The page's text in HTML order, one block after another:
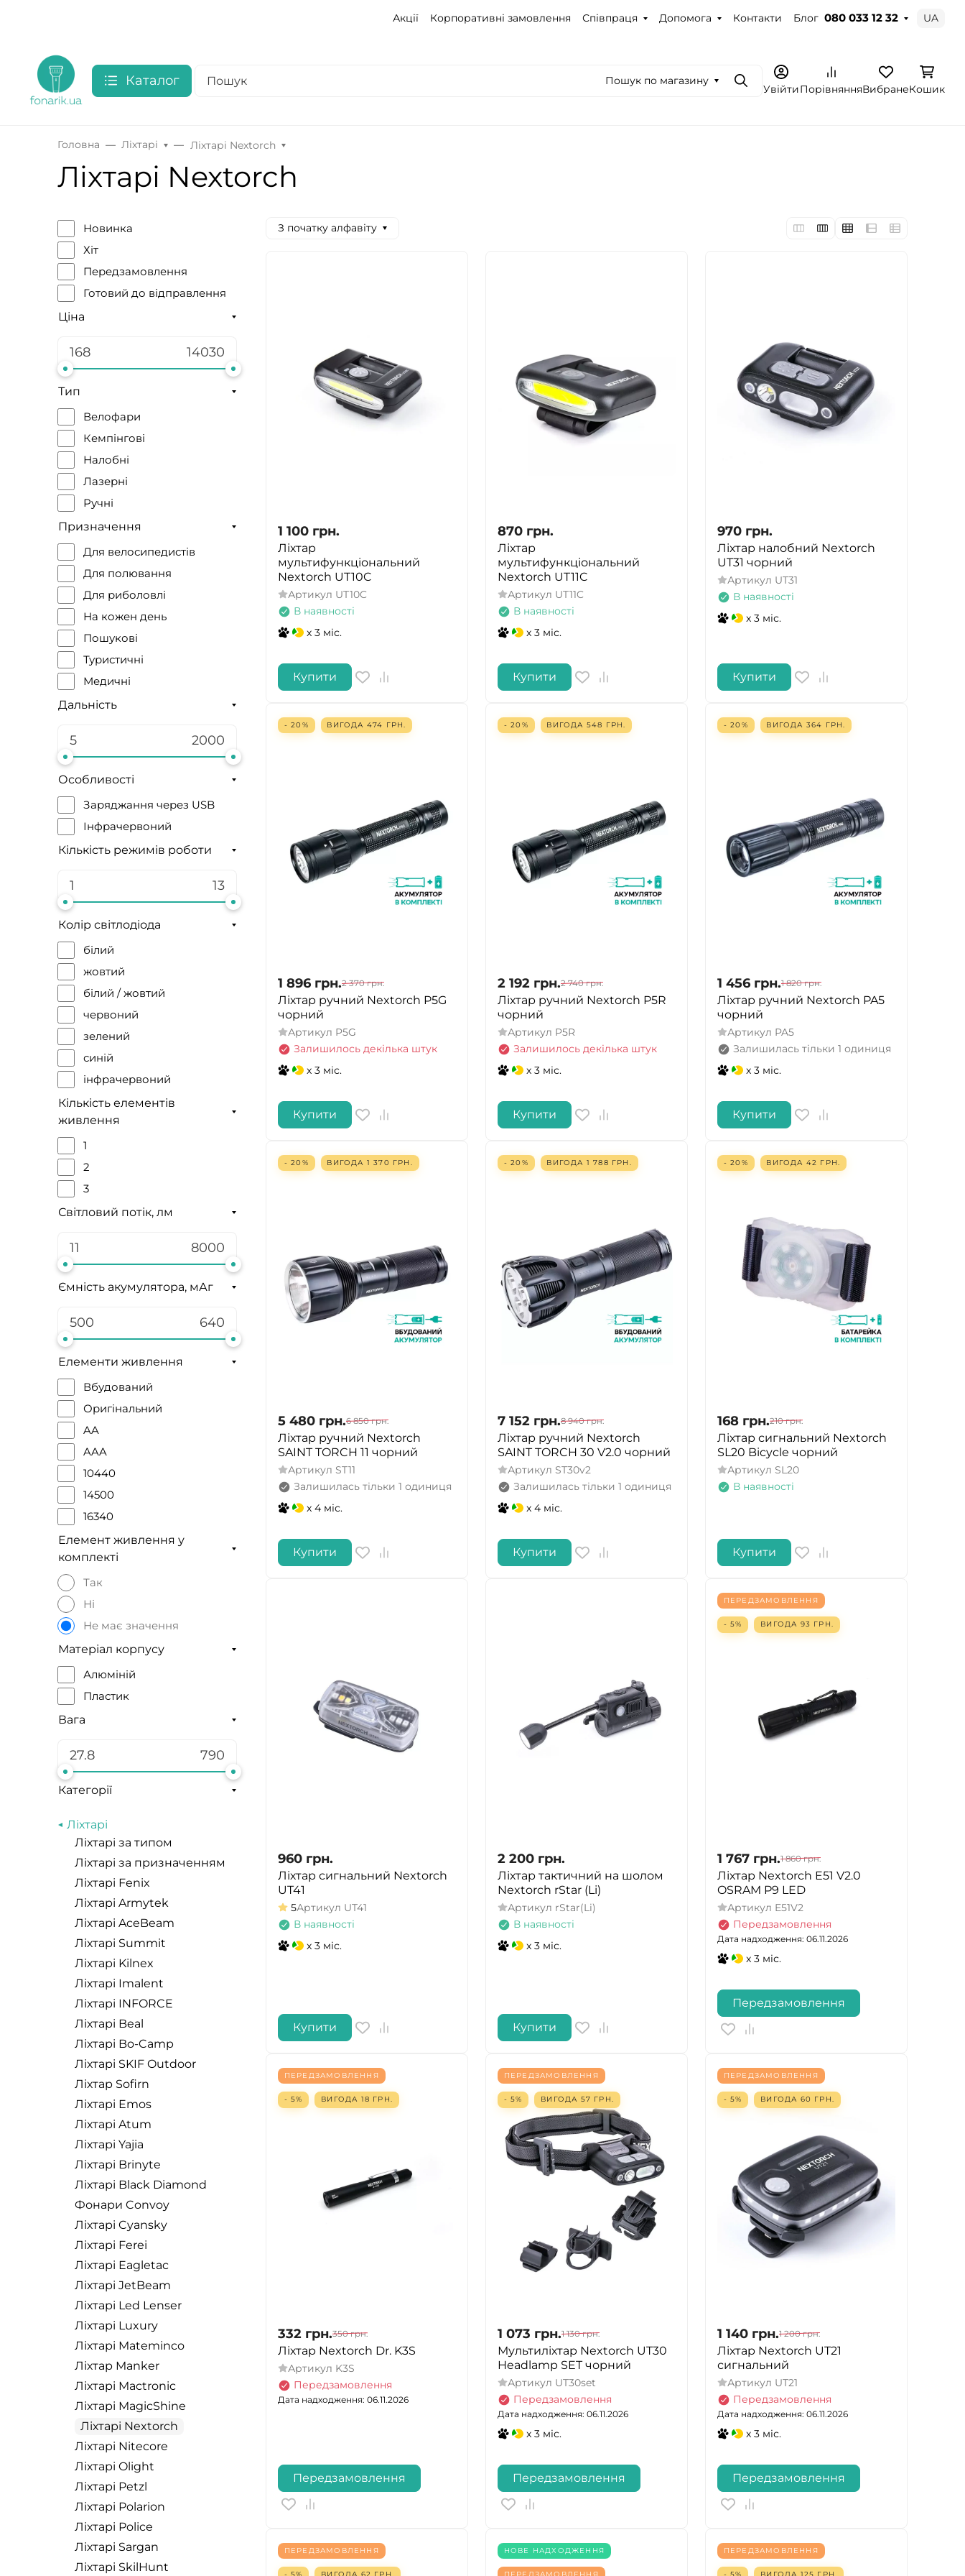
Акції Корпоративні замовлення Співпраця Допомога Контакти Блог 080 033 12 32 UA
Каталог Пошук по магазину
ПошукУвійтиПорівнянняВибранеКошик
Головна Ліхтарі Ліхтарі Nextorch
Ліхтарі Nextorch
Новинка
Хіт
Передзамовлення
Готовий до відправлення
Ціна
Тип
Велофари
Кемпінгові
Налобні
Лазерні
Ручні
Призначення
Для велосипедистів
Для полювання
Для риболовлі
На кожен день
Пошукові
Туристичні
Медичні
Для дому
Дальність
Особливості
Заряджання через USB
Інфрачервоний
Кількість режимів роботи
Колір світлодіода
білий
жовтий
білий / жовтий
червоний
зелений
синій
інфрачервоний
ультрафіолетовий
Кількість елементів
живлення
1
2
3
Світловий потік, лм
Ємність акумулятора, мАг
Елементи живлення
Вбудований
Оригінальний
AA
AAA
10440
14500
16340
18650
21700
26650
CR123A
CR2032
Елемент живлення у
комплекті
Так
Ні
Не має значення
Матеріал корпусу
Алюміній
Пластик
Вага
Категорії
Ліхтарі
Ліхтарі за типом
Ліхтарі за призначенням
Ліхтарі Fenix
Ліхтарі Armytek
Ліхтарі AceBeam
Ліхтарі Summit
Ліхтарі Kilnex
Ліхтарі Imalent
Ліхтарі INFORCE
Ліхтарі Beal
Ліхтарі Bo-Camp
Ліхтарі SKIF Outdoor
Ліхтар Sofirn
Ліхтарі Emos
Ліхтарі Atum
Ліхтарі Yajia
Ліхтарі Brinyte
Ліхтарі Black Diamond
Фонари Convoy
Ліхтарі Cyansky
Ліхтарі Ferei
Ліхтарі Eagletac
Ліхтарі JetBeam
Ліхтарі Led Lenser
Ліхтарі Luxury
Ліхтарі Mateminco
Ліхтар Manker
Ліхтарі Mactronic
Ліхтарі MagicShine
Ліхтарі Nextorch
Ліхтарі Nitecore
Ліхтарі Olight
Ліхтарі Petzl
Ліхтарі Polarion
Ліхтарі Police
Ліхтарі Sargan
Ліхтарі SkilHunt
З початку алфавіту
1 100 грн.
Ліхтар
мультифункціональний
Nextorch UT10C
Артикул UT10C
В наявності
x 3 міс.
Купити
870 грн.
Ліхтар
мультифункціональний
Nextorch UT11C
Артикул UT11C
В наявності
x 3 міс.
Купити
970 грн.
Ліхтар налобний Nextorch
UT31 чорний
Артикул UT31
В наявності
x 3 міс.
Купити
- 20% ВИГОДА 474 ГРН.
1 896 грн.2 370 грн.
Ліхтар ручний Nextorch P5G
чорний
Артикул P5G
Залишилось декілька штук
x 3 міс.
Купити
- 20% ВИГОДА 548 ГРН.
2 192 грн.2 740 грн.
Ліхтар ручний Nextorch P5R
чорний
Артикул P5R
Залишилось декілька штук
x 3 міс.
Купити
- 20% ВИГОДА 364 ГРН.
1 456 грн.1 820 грн.
Ліхтар ручний Nextorch PA5
чорний
Артикул PA5
Залишилась тільки 1 одиниця
x 3 міс.
Купити
- 20% ВИГОДА 1 370 ГРН.
5 480 грн.6 850 грн.
Ліхтар ручний Nextorch
SAINT TORCH 11 чорний
Артикул ST11
Залишилась тільки 1 одиниця
x 4 міс.
Купити
- 20% ВИГОДА 1 788 ГРН.
7 152 грн.8 940 грн.
Ліхтар ручний Nextorch
SAINT TORCH 30 V2.0 чорний
Артикул ST30v2
Залишилась тільки 1 одиниця
x 4 міс.
Купити
- 20% ВИГОДА 42 ГРН.
168 грн.210 грн.
Ліхтар сигнальний Nextorch
SL20 Bicycle чорний
Артикул SL20
В наявності
Купити
960 грн.
Ліхтар сигнальний Nextorch
UT41
5Артикул UT41
В наявності
x 3 міс.
Купити
2 200 грн.
Ліхтар тактичний на шолом
Nextorch rStar (Li)
Артикул rStar(Li)
В наявності
x 3 міс.
Купити
ПЕРЕДЗАМОВЛЕННЯ
- 5% ВИГОДА 93 ГРН.
1 767 грн.1 860 грн.
Ліхтар Nextorch E51 V2.0
OSRAM P9 LED
Артикул E51V2
Передзамовлення
Дата надходження: 06.11.2026
x 3 міс.
Передзамовлення
ПЕРЕДЗАМОВЛЕННЯ
- 5% ВИГОДА 18 ГРН.
332 грн.350 грн.
Ліхтар Nextorch Dr. K3S
Артикул K3S
Передзамовлення
Дата надходження: 06.11.2026
Передзамовлення
ПЕРЕДЗАМОВЛЕННЯ
- 5% ВИГОДА 57 ГРН.
1 073 грн.1 130 грн.
Мультиліхтар Nextorch UT30
Headlamp SET чорний
Артикул UT30set
Передзамовлення
Дата надходження: 06.11.2026
x 3 міс.
Передзамовлення
ПЕРЕДЗАМОВЛЕННЯ
- 5% ВИГОДА 60 ГРН.
1 140 грн.1 200 грн.
Ліхтар Nextorch UT21
сигнальний
Артикул UT21
Передзамовлення
Дата надходження: 06.11.2026
x 3 міс.
Передзамовлення
ПЕРЕДЗАМОВЛЕННЯ НОВЕ НАДХОДЖЕННЯ ПЕРЕДЗАМОВЛЕННЯ